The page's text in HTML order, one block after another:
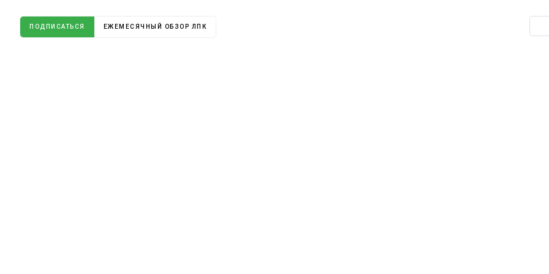
ПОДПИСАТЬСЯ ЕЖЕМЕСЯЧНЫЙ ОБЗОР ЛПК